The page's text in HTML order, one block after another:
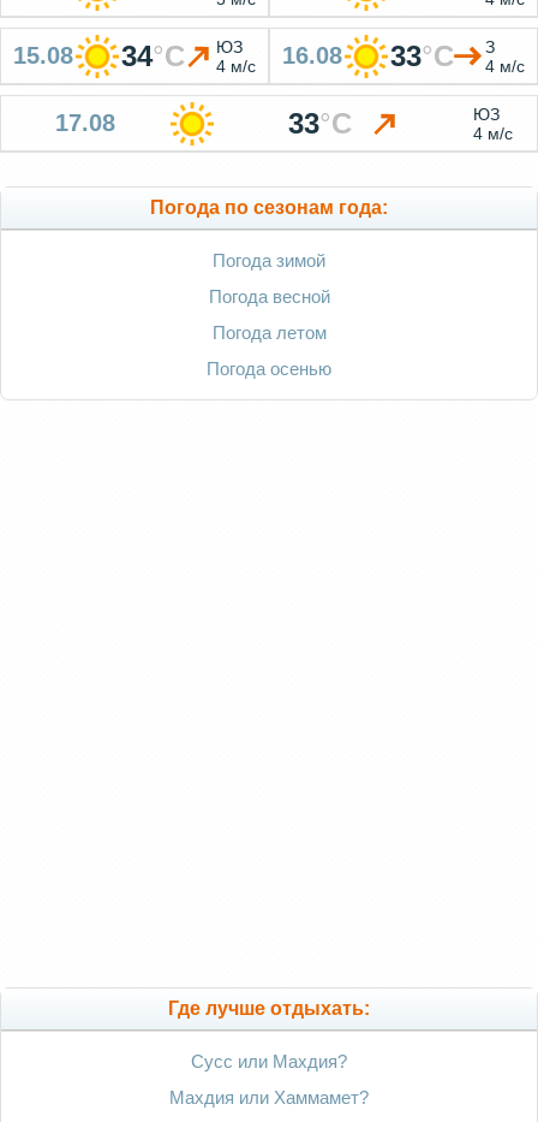
15.08 34°C
ЮЗ
4 м/с
16.08 33°C
З
4 м/с
17.08 33°C
ЮЗ
4 м/с
Погода по сезонам года:
Погода зимой
Погода весной
Погода летом
Погода осенью
Где лучше отдыхать:
Сусс или Махдия?
Махдия или Хаммамет?